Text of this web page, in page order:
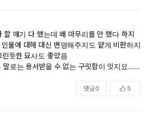
할 얘기 다 했는데 왜 마무리를 안 했다 하지
물에 대해 대신 변명해주지도 얕게 비판하지
듯한 묘사도 좋았음
말로는 용서받을 수 없는 구릿함이 잇지요...
운운하는 사람은 고추작을듯 확실히
댓글0 5